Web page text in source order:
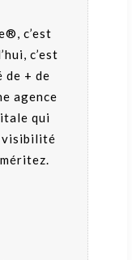
c’est
c’est
de + de
agence
qui
visibilité